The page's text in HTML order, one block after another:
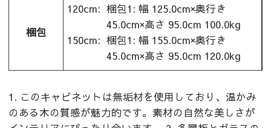
梱包
120cm: 梱包1: 幅 125.0cm×奥行き
45.0cm×高さ 95.0cm 100.0kg
150cm: 梱包1: 幅 155.0cm×奥行き
45.0cm×高さ 95.0cm 120.0kg
1. このキャビネットは無垢材を使用しており、温かみ
のある木の質感が魅力的です。素材の自然な美しさが